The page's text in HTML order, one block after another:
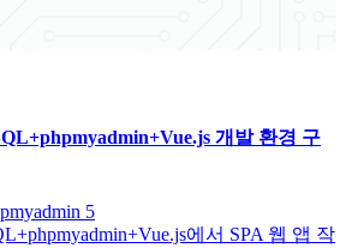
개발 환경 구
5
에서 SPA 웹 앱 작